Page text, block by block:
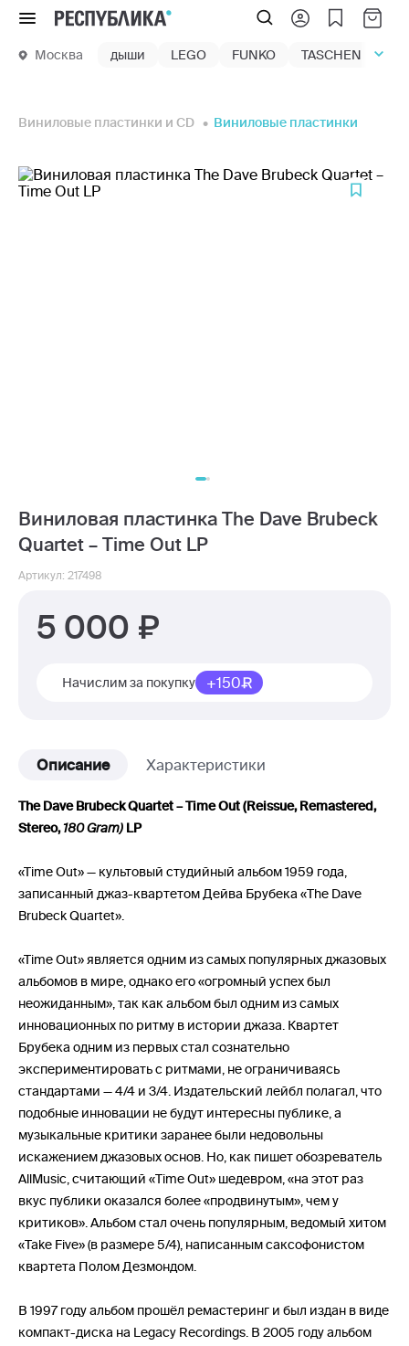
Меню
Москва дыши LEGO FUNKO TASCHEN
Виниловые пластинки и CD Виниловые пластинки
Виниловая пластинка The Dave Brubeck
Quartet – Time Out LP
Артикул: 217498
5 000
Начислим за покупку +150
Описание Характеристики
The Dave Brubeck Quartet – Time Out (Reissue, Remastered,
Stereo,180 Gram) LP
«Time Out» — культовый студийный альбом 1959 года,
записанный джаз-квартетом Дейва Брубека «The Dave
Brubeck Quartet».
«Time Out» является одним из самых популярных джазовых
альбомов в мире, однако его «огромный успех был
неожиданным», так как альбом был одним из самых
инновационных по ритму в истории джаза. Квартет
Брубека одним из первых стал сознательно
экспериментировать с ритмами, не ограничиваясь
стандартами — 4/4 и 3/4. Издательский лейбл полагал, что
подобные инновации не будут интересны публике, а
музыкальные критики заранее были недовольны
искажением джазовых основ. Но, как пишет обозреватель
AllMusic, считающий «Time Out» шедевром, «на этот раз
вкус публики оказался более «продвинутым», чем у
критиков». Альбом стал очень популярным, ведомый хитом
«Take Five» (в размере 5/4), написанным саксофонистом
квартета Полом Дезмондом.
В 1997 году альбом прошёл ремастеринг и был издан в виде
компакт-диска на Legacy Recordings. В 2005 году альбом